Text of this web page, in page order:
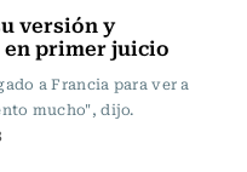
versión y
primer juicio
a Francia para ver a
mucho", dijo.